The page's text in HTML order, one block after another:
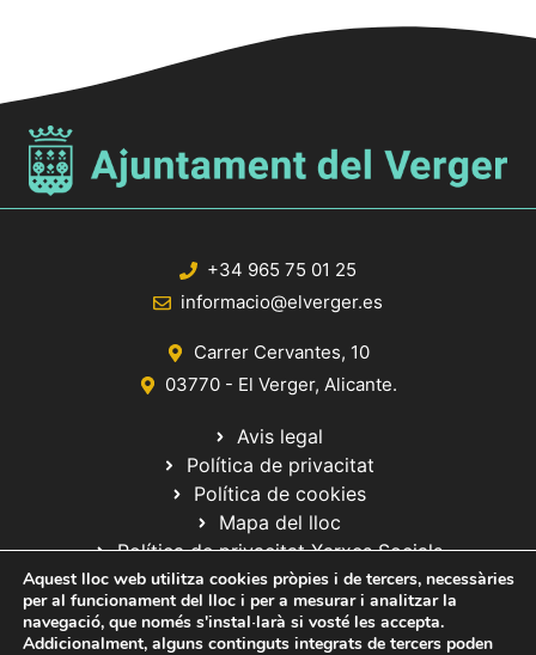
+34 965 75 01 25
informacio@elverger.es
Carrer Cervantes, 10
03770 - El Verger, Alicante.
Avis legal
Política de privacitat
Política de cookies
Mapa del lloc
Política de privacitat Xarxes Socials
Aquest lloc web utilitza cookies pròpies i de tercers, necessàries
per al funcionament del lloc i per a mesurar i analitzar la
navegació, que només s'instal·larà si vosté les accepta.
Addicionalment, alguns continguts integrats de tercers poden